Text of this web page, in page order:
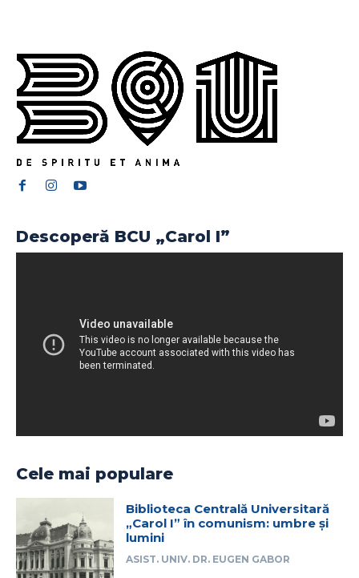
Descoperă BCU „Carol I”
Cele mai populare
Biblioteca Centrală Universitară
„Carol I” în comunism: umbre și
lumini
ASIST. UNIV. DR. EUGEN GABOR